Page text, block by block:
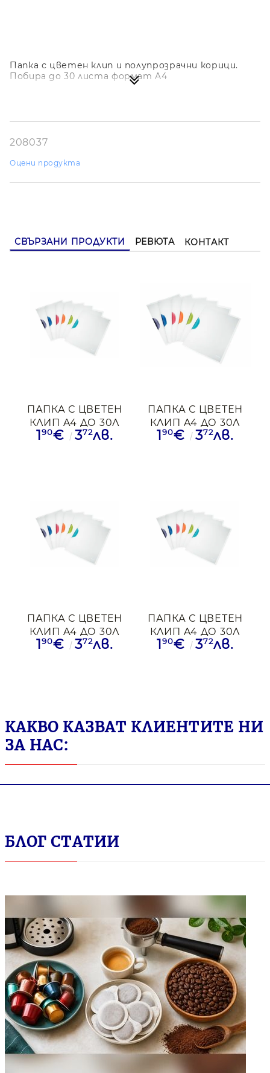
Папка с цветен клип и полупрозрачни корици.
Побира до 30 листа формат A4
208037
Оцени продукта
СВЪРЗАНИ ПРОДУКТИ РЕВЮТА КОНТАКТ
ПАПКА С ЦВЕТЕН
КЛИП A4 ДО 30Л
LEITZ ПРЗ+ССН
190€ 372лв.
ПАПКА С ЦВЕТЕН
КЛИП A4 ДО 30Л
LEITZ ПРЗ+ЧРВ
190€ 372лв.
ПАПКА С ЦВЕТЕН
КЛИП A4 ДО 30Л
LEITZ ПРЗ+СИН
190€ 372лв.
ПАПКА С ЦВЕТЕН
КЛИП A4 ДО 30Л
LEITZ ПРЗ+ОРЖ
190€ 372лв.
КАКВО КАЗВАТ КЛИЕНТИТЕ НИ
ЗА НАС:
БЛОГ СТАТИИ